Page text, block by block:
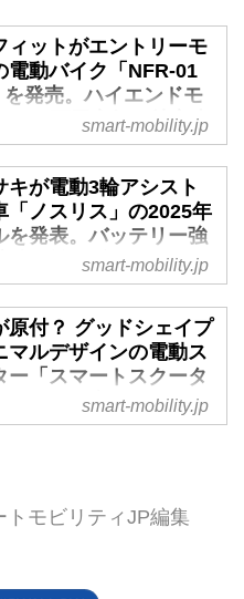
ィットがエントリーモ
電動バイク「NFR-01
発売。ハイエンドモ
り11万円安価な特定小
- スマートモビリティ
3月1日、glafit（グラフィ
特定小型原付区分の電動
「NFR-01 Lite」を発売。
ラフィット取り扱い店舗
予約販売を開始する。必
機能は確保しつつ、既存
ンドモデル「NFR-01
ら11万円安価な価格を実
新モデルだ。
smart-mobility.jp
キが電動3輪アシスト
「ノスリス」の2025年
を発表。バッテリー強
続距離を延伸 - スマー
リティJP
2月17日、カワサキモータ
パンは3輪の電動アシス
「ノスリス」を改良し、
モデルとして同年3月15日
ることを発表した。すべ
ウェブサイト「webオー
smart-mobility.jp
原付？ グッドシェイプ
マルデザインの電動ス
ー「スマートスクータ
」を発売 - スマート
ティJP
クーターBESS.」を先行
着順の特別価格で販売さ
smart-mobility.jp
モビリティJP編集